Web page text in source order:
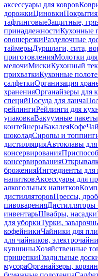
аксессуары для ковров
дорожкиЦиновки
тафтинговыеЗащитные,
принадлежностиКухонные
овощерезкиРазделочные
таймерыДуршлаги, сита,
приготовленияМолотки для
мелочиМискиКухонный
прихваткиКухонные
салфеткиОрганизация
храненияОрганайзеры для
специйПосуда для ланча
рейлингиРейлинги для
упаковкаВакуумные
контейнерыБакалеяКофеЧай
шоколадСиропы и
дистилляцияАвтоклавы
консервирования
консервирования
броженияИнгредиенты для
напитковАксессуары для
алкогольных напитков
дистилляторовПрессы,
пивоварения
инвентарьШвабры, насадки
для уборкиТурки,
кофейникиЧайники для
для чайников,
кувшиныХозяйственные
прищепкиГладильные
мусораОрганайзеры,